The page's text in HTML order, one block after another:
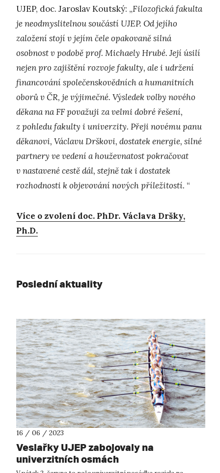
UJEP, doc. Jaroslav Koutský: „Filozofická fakulta
je neodmyslitelnou součástí UJEP. Od jejího
založení stojí v jejím čele opakovaně silná
osobnost v podobě prof. Michaely Hrubé. Její úsilí
nejen pro zajištění rozvoje fakulty, ale i udržení
financování společenskovědních a humanitních
oborů v ČR, je výjimečné. Výsledek volby nového
děkana na FF považuji za velmi dobré řešení,
z pohledu fakulty i univerzity. Přeji novému panu
děkanovi, Václavu Drškovi, dostatek energie, silné
partnery ve vedení a houževnatost pokračovat
v nastavené cestě dál, stejně tak i dostatek
rozhodnosti k objevování nových příležitostí. “
Více o zvolení doc. PhDr. Václava Dršky,
Ph.D.
Poslední aktuality
16 / 06 / 2023
Veslařky UJEP zabojovaly na
univerzitních osmách